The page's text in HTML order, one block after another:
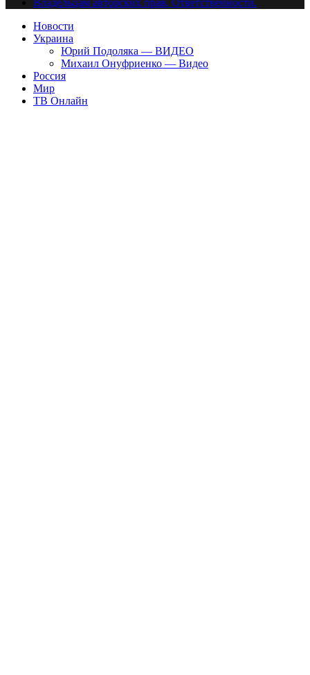
Владельцам авторских прав. Ответственности.
Новости
Украина
Юрий Подоляка — ВИДЕО
Михаил Онуфриенко — Видео
Россия
Мир
ТВ Онлайн